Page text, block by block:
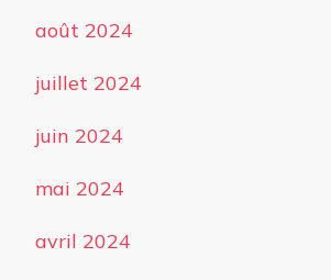
août 2024
juillet 2024
juin 2024
mai 2024
avril 2024